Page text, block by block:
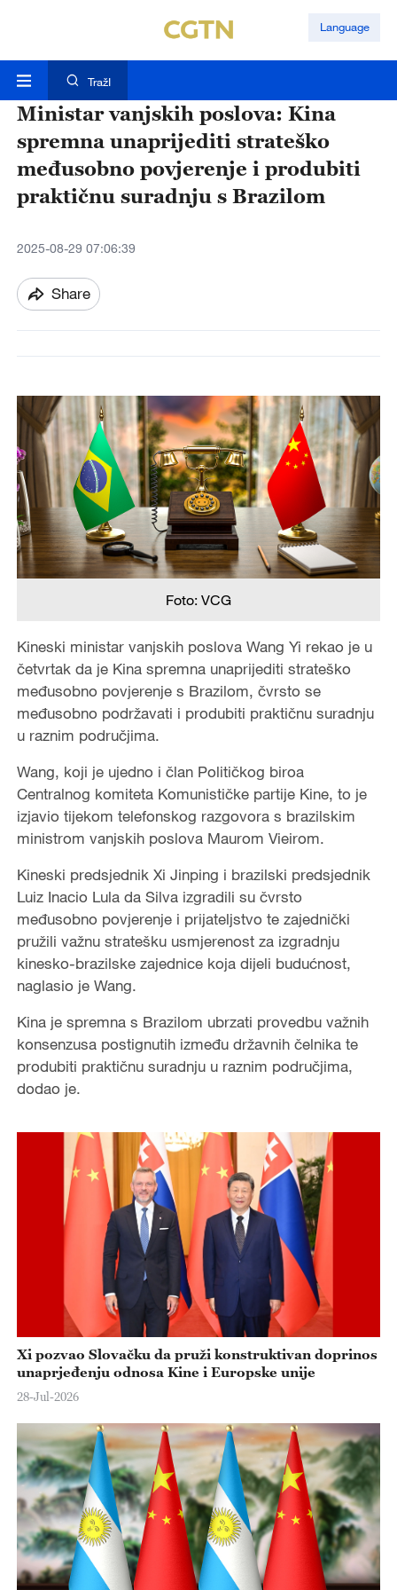
Language
TražI
Ministar vanjskih poslova: Kina
spremna unaprijediti strateško
međusobno povjerenje i produbiti
praktičnu suradnju s Brazilom
2025-08-29 07:06:39
Share
Foto: VCG
Kineski ministar vanjskih poslova Wang Yi rekao je u
četvrtak da je Kina spremna unaprijediti strateško
međusobno povjerenje s Brazilom, čvrsto se
međusobno podržavati i produbiti praktičnu suradnju
u raznim područjima.
Wang, koji je ujedno i član Političkog biroa
Centralnog komiteta Komunističke partije Kine, to je
izjavio tijekom telefonskog razgovora s brazilskim
ministrom vanjskih poslova Maurom Vieirom.
Kineski predsjednik Xi Jinping i brazilski predsjednik
Luiz Inacio Lula da Silva izgradili su čvrsto
međusobno povjerenje i prijateljstvo te zajednički
pružili važnu stratešku usmjerenost za izgradnju
kinesko-brazilske zajednice koja dijeli budućnost,
naglasio je Wang.
Kina je spremna s Brazilom ubrzati provedbu važnih
konsenzusa postignutih između državnih čelnika te
produbiti praktičnu suradnju u raznim područjima,
dodao je.
Xi pozvao Slovačku da pruži konstruktivan doprinos
unaprjeđenju odnosa Kine i Europske unije
28-Jul-2026